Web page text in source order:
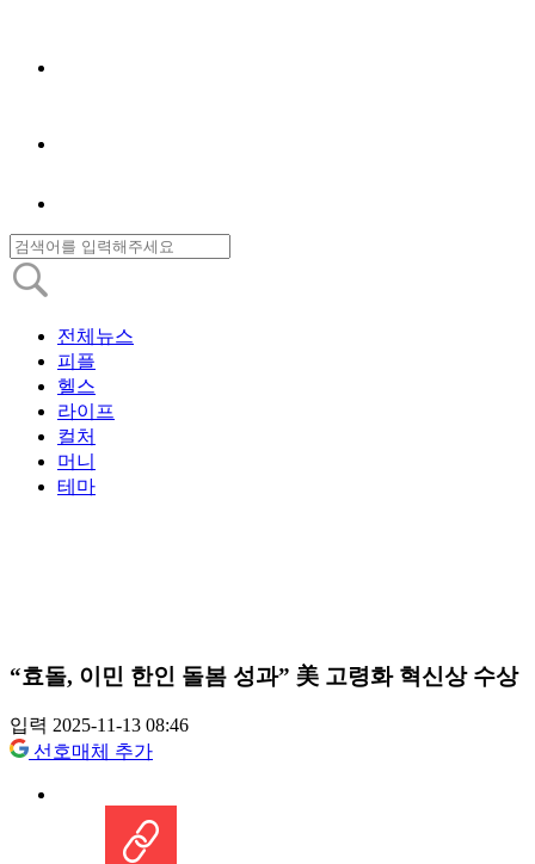
전체뉴스
피플
헬스
라이프
컬처
머니
테마
“효돌, 이민 한인 돌봄 성과” 美 고령화 혁신상 수상
입력 2025-11-13 08:46
선호매체 추가